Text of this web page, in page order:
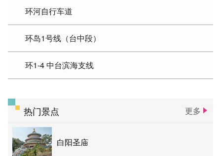
环河自行车道
环岛1号线（台中段）
环1-4 中台滨海支线
热门景点 更多
白阳圣庙